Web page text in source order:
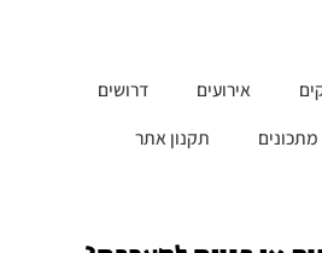
אירועים
דרושים
מתכונים תקנון אתר